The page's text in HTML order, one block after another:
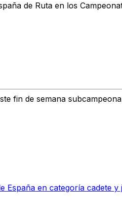
de Ruta en los
fin de semana
España en categoría cadete y